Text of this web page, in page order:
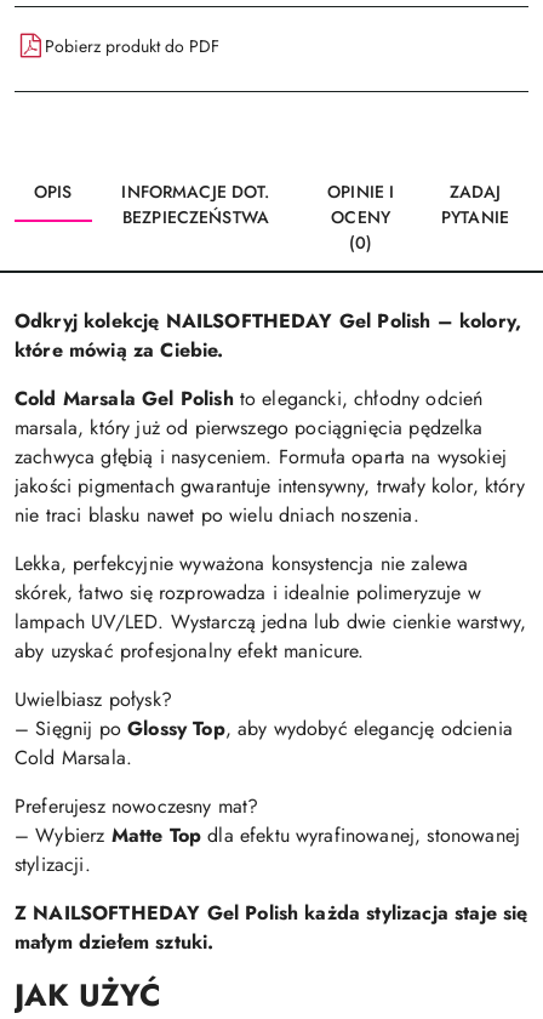
Pobierz produkt do PDF
OPIS
INFORMACJE DOT.
BEZPIECZEŃSTWA
OPINIE I
OCENY
(0)
ZADAJ
PYTANIE
Odkryj kolekcję NAILSOFTHEDAY Gel Polish – kolory,
które mówią za Ciebie.
Cold Marsala Gel Polishto elegancki, chłodny odcień
marsala, który już od pierwszego pociągnięcia pędzelka
zachwyca głębią i nasyceniem. Formuła oparta na wysokiej
jakości pigmentach gwarantuje intensywny, trwały kolor, który
nie traci blasku nawet po wielu dniach noszenia.
Lekka, perfekcyjnie wyważona konsystencja nie zalewa
skórek, łatwo się rozprowadza i idealnie polimeryzuje w
lampach UV/LED. Wystarczą jedna lub dwie cienkie warstwy,
aby uzyskać profesjonalny efekt manicure.
Uwielbiasz połysk?
– Sięgnij poGlossy Top, aby wydobyć elegancję odcienia
Cold Marsala.
Preferujesz nowoczesny mat?
– Wybierz Matte Top dla efektu wyrafinowanej, stonowanej
stylizacji.
Z NAILSOFTHEDAY Gel Polish każda stylizacja staje się
małym dziełem sztuki.
JAK UŻYĆ